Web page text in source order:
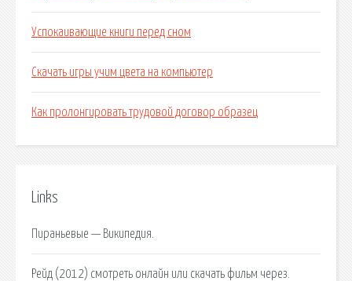
Успокаивающие книги перед сном
Скачать игры учим цвета на компьютер
Как пролонгировать трудовой договор образец
Links
Пираньевые — Википедия.
Рейд (2012) смотреть онлайн или скачать фильм через.